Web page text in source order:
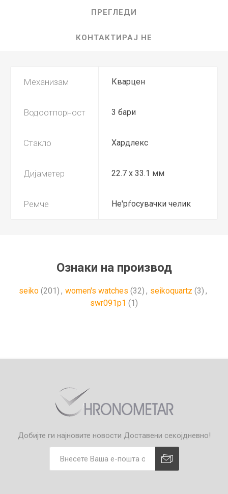
ПРЕГЛЕДИ
КОНТАКТИРАЈ НЕ
Механизам Кварцен
Водоотпорност 3 бари
Стакло Хардлекс
Дијаметер 22.7 x 33.1 мм
Ремче Не'рѓосувачки челик
Ознаки на производ
seiko (201) , women's watches (32) , seikoquartz (3) ,
swr091p1 (1)
Добијте ги најновите новости Доставени секојдневно!